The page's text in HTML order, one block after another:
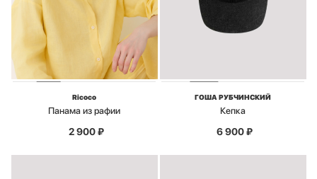
Ricoco
Панама из рафии
2 900₽
ГОША РУБЧИНСКИЙ
Кепка
6 900₽